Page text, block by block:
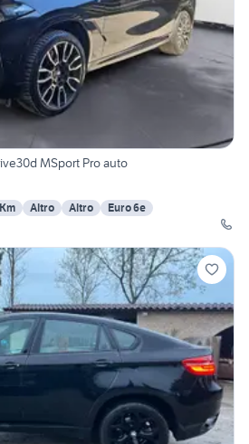
MSport Pro auto
Altro Altro
Euro 6e